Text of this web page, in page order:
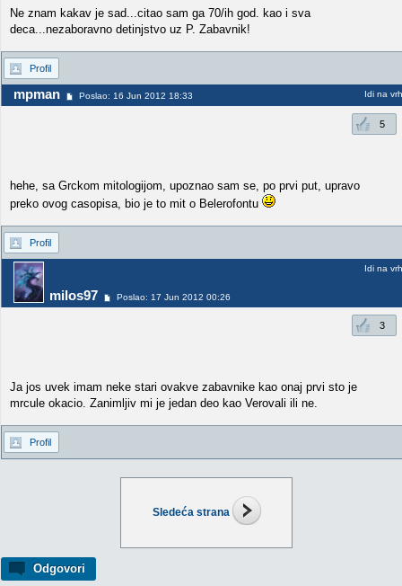
Sledeća strana
Odgovori
Ne znam kakav je sad...citao sam ga 70/ih god. kao i sva
deca...nezaboravno detinjstvo uz P. Zabavnik!
Profil
mpman Poslao: 16 Jun 2012 18:33 Idi na vrh
5
hehe, sa Grckom mitologijom, upoznao sam se, po prvi put, upravo
preko ovog casopisa, bio je to mit o Belerofontu
Profil
milos97 Poslao: 17 Jun 2012 00:26
Idi na vrh
3
Ja jos uvek imam neke stari ovakve zabavnike kao onaj prvi sto je
mrcule okacio. Zanimljiv mi je jedan deo kao Verovali ili ne.
Profil